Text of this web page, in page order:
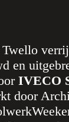
en
IVECO
door